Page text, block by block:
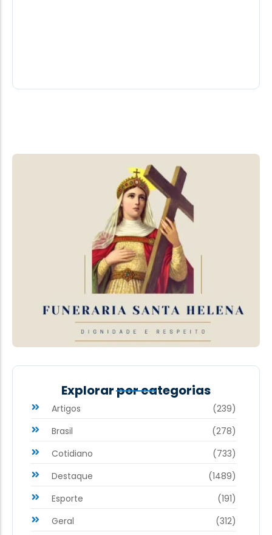
Explorar por categorias
Artigos
(239)
Brasil
(278)
Cotidiano
(733)
Destaque
(1489)
Esporte
(191)
Geral
(312)